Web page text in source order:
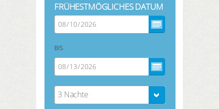
FRÜHESTMÖGLICHES DATUM
BIS
3 Nächte